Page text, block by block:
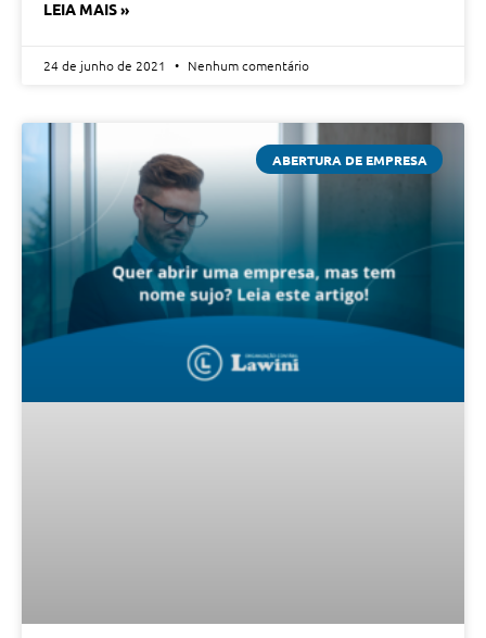
LEIA MAIS »
24 de junho de 2021 Nenhum comentário
ABERTURA DE EMPRESA